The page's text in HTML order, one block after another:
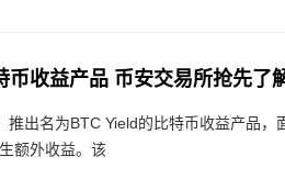
币收益产品 币安交易所抢先了
推出名为BTC Yield的比特币收益产品
额外收益。该